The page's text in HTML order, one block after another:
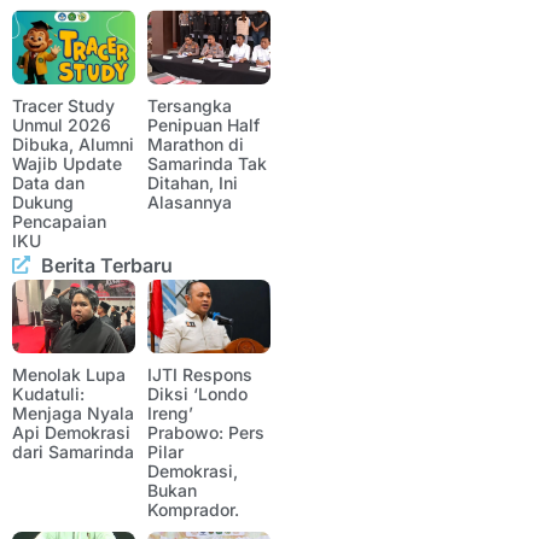
Tracer Study
Unmul 2026
Dibuka, Alumni
Wajib Update
Data dan
Dukung
Pencapaian
IKU
Tersangka
Penipuan Half
Marathon di
Samarinda Tak
Ditahan, Ini
Alasannya
Berita Terbaru
Menolak Lupa
Kudatuli:
Menjaga Nyala
Api Demokrasi
dari Samarinda
IJTI Respons
Diksi ‘Londo
Ireng’
Prabowo: Pers
Pilar
Demokrasi,
Bukan
Komprador.